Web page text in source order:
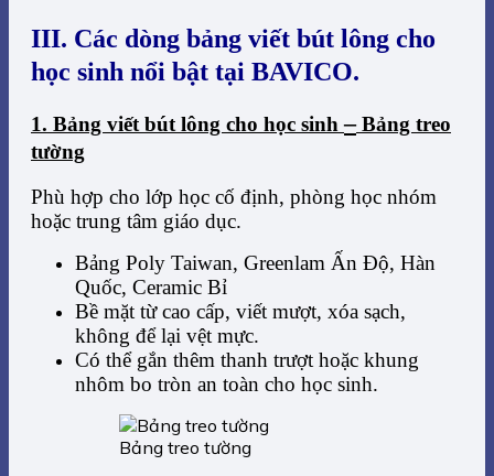
III. Các dòng bảng viết bút lông cho
học sinh nổi bật tại BAVICO.
1. Bảng viết bút lông cho học sinh–Bảng treo
tường
Phù hợp cho lớp học cố định, phòng học nhóm
hoặc trung tâm giáo dục.
Bảng Poly Taiwan, Greenlam Ấn Độ, Hàn
Quốc, Ceramic Bỉ
Bề mặt từ cao cấp, viết mượt, xóa sạch,
không để lại vệt mực.
Có thể gắn thêm thanh trượt hoặc khung
nhôm bo tròn an toàn cho học sinh.
Bảng treo tường